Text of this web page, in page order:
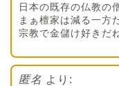
日本の既存の仏教の
まぁ檀家は減る一方
宗教で金儲け好きだ
匿名 より: